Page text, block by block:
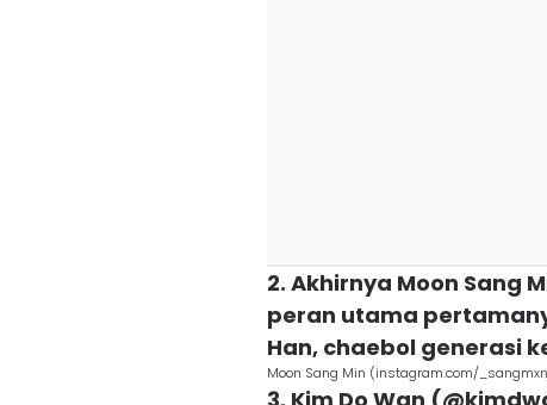
2. Akhirnya Moon Sang
peran utama
Han, chaebol generasi
Moon Sang Min (instagram.com/